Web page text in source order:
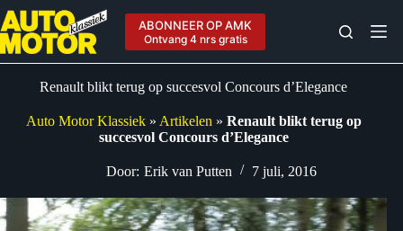
Ga
naar
de
inhoud
ABONNEER OP AMK
Ontvang 4 nrs gratis
Renault blikt terug op succesvol Concours d’Elegance
Auto Motor Klassiek» Artikelen » Renault blikt terug op
succesvol Concours d’Elegance
Door: Erik van Putten 7 juli, 2016